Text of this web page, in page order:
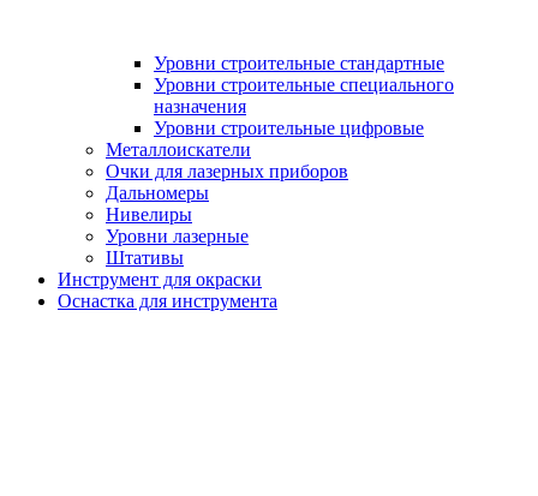
Уровни строительные стандартные
Уровни строительные специального
назначения
Уровни строительные цифровые
Металлоискатели
Очки для лазерных приборов
Дальномеры
Нивелиры
Уровни лазерные
Штативы
Инструмент для окраски
Оснастка для инструмента